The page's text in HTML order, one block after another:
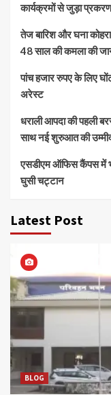
कार्यक्रमों से जुड़ा
तेज बारिश और घना
48 साल की कमला की
पांच हजार रुपए के लिए
अरेस्ट
धराली आपदा की पहली
साथ नई शुरुआत की
एसडीएम ऑफिस कैंपस में
घुसी चट्टान
Latest Post
BLOG